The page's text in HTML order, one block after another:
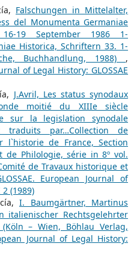
Falschungen in Mittelalter,
del Monumenta Germaniae
19 September 1986 1-
Historica, Schriftern 33. 1-
Buchhandlung, 1988) ,
of Legal History: GLOSSAE
J.Avril, Les status synodaux
moitié du XIIIe siècle
sur la legislation synodale
par…Collection de
l`historie de France, Section
de Philologie, série in 8º vol.
de Travaux historique et
European Journal of
2 (1989)
I. Baumgärtner, Martinus
italienischer Rechtsgelehrter
– Wien, Böhlau Verlag,
Journal of Legal History: